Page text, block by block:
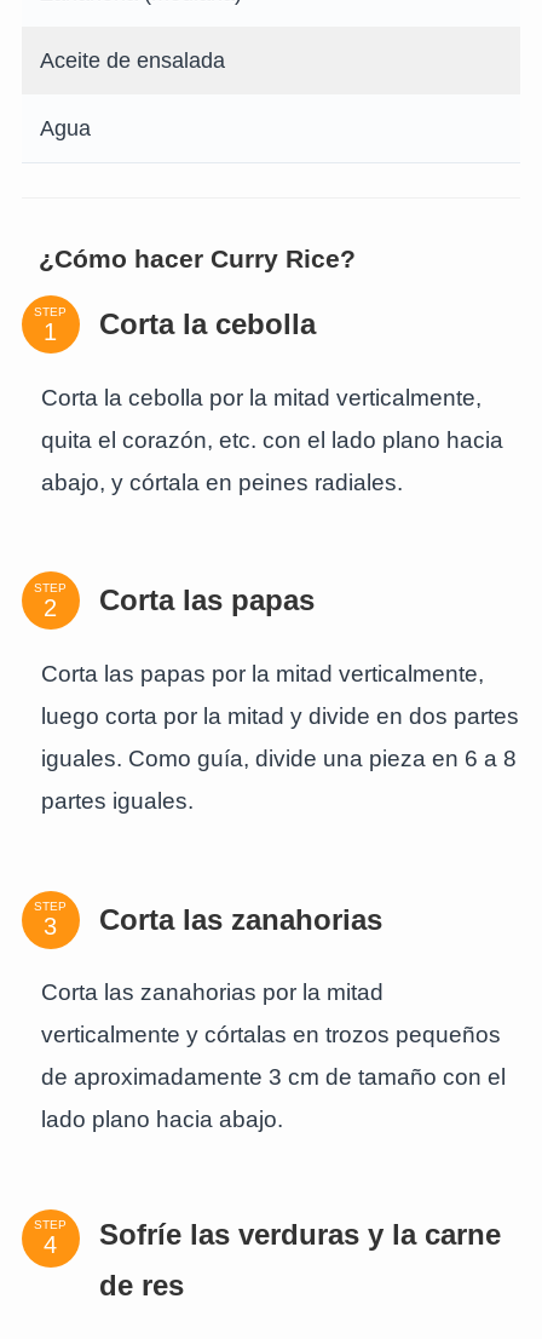
Aceite de ensalada
Agua
¿Cómo hacer Curry Rice?
STEP Corta la cebolla
Corta la cebolla por la mitad verticalmente,
quita el corazón, etc. con el lado plano hacia
abajo, y córtala en peines radiales.
STEP Corta las papas
Corta las papas por la mitad verticalmente,
luego corta por la mitad y divide en dos partes
iguales. Como guía, divide una pieza en 6 a 8
partes iguales.
STEP Corta las zanahorias
Corta las zanahorias por la mitad
verticalmente y córtalas en trozos pequeños
de aproximadamente 3 cm de tamaño con el
lado plano hacia abajo.
STEP
Sofríe las verduras y la carne
de res